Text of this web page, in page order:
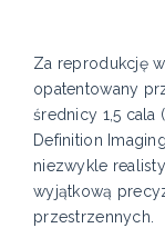
Za reprodukcję
opatentowany
średnicy 1,5 cala
Definition
niezwykle
wyjątkową
przestrzennych.